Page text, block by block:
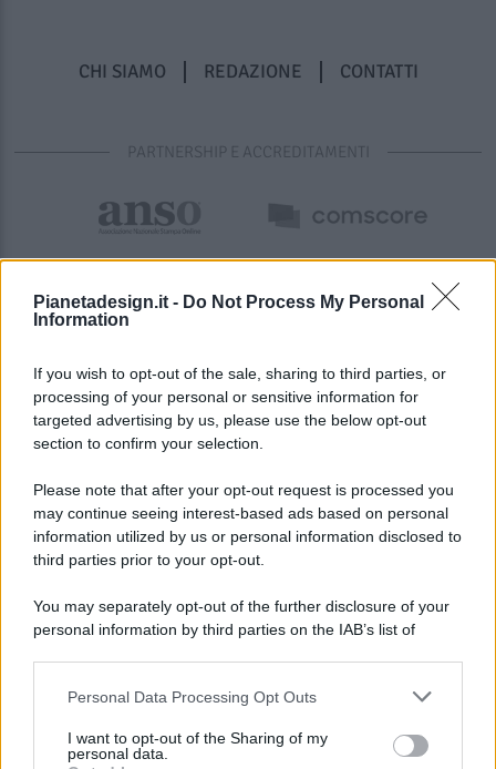
Pianetadesign.it - Do Not Process My Personal
Information
If you wish to opt-out of the sale, sharing to third parties, or
processing of your personal or sensitive information for
targeted advertising by us, please use the below opt-out
section to confirm your selection.
Please note that after your opt-out request is processed you
may continue seeing interest-based ads based on personal
information utilized by us or personal information disclosed to
third parties prior to your opt-out.
You may separately opt-out of the further disclosure of your
personal information by third parties on the IAB’s list of
This information may also be disclosed by us to third parties
disclose it to other third parties.
Personal Data Processing Opt Outs
I want to opt-out of the Sharing of my
personal data.
CHI SIAMO REDAZIONE CONTATTI
PARTNERSHIP E ACCREDITAMENTI
© 2026 - Pianeta Design - P.IVA 04827280654 - Testata
Registrata Al Tribunale Di Nocera Inferiore N. 8/2020 - RG N.
ISCRIZIONE AL ROC N. 35792 – ISCRITTA ALL’ANSO
(ASSOCIAZIONE NAZIONALE STAMPA ONLINE)
PREFERENZE PRIVACY